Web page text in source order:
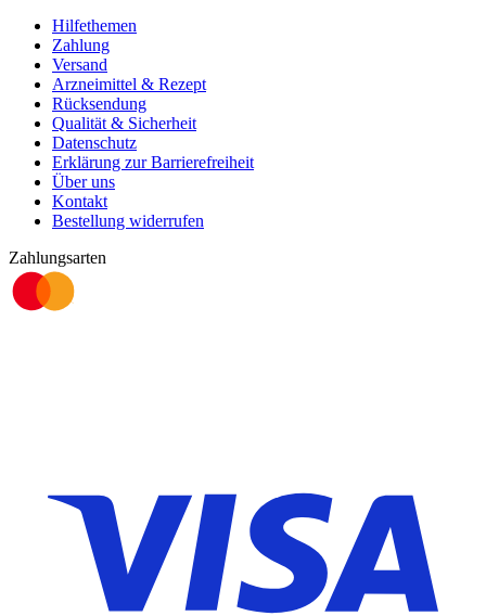
Hilfethemen
Zahlung
Versand
Arzneimittel & Rezept
Rücksendung
Qualität & Sicherheit
Datenschutz
Erklärung zur Barrierefreiheit
Über uns
Kontakt
Bestellung widerrufen
Zahlungsarten